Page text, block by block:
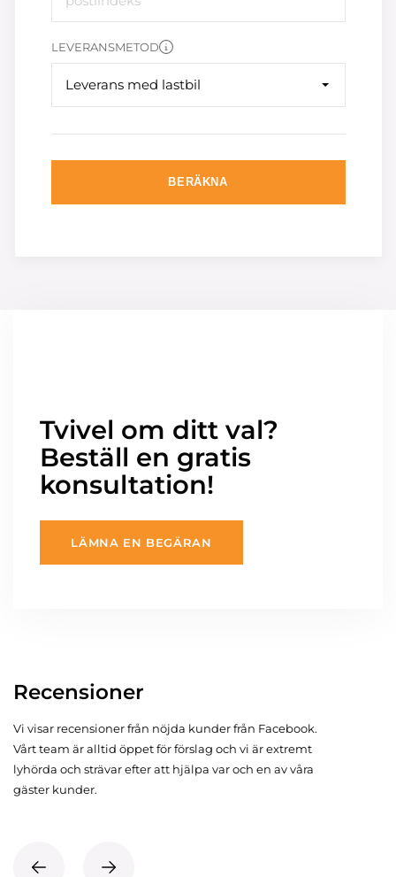
LEVERANSMETOD
Leverans med lastbil
BERÄKNA
Tvivel om ditt val?
Beställ en gratis
konsultation!
LÄMNA EN BEGÄRAN
Recensioner
Vi visar recensioner från nöjda kunder från Facebook.
Vårt team är alltid öppet för förslag och vi är extremt
lyhörda och strävar efter att hjälpa var och en av våra
gäster kunder.